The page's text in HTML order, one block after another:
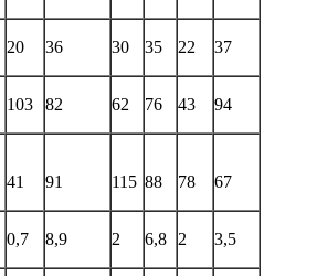
20 36 30 35 22 37
103 82 62 76 43 94
41 91 115 88 78 67
0,7 8,9 2 6,8 2 3,5